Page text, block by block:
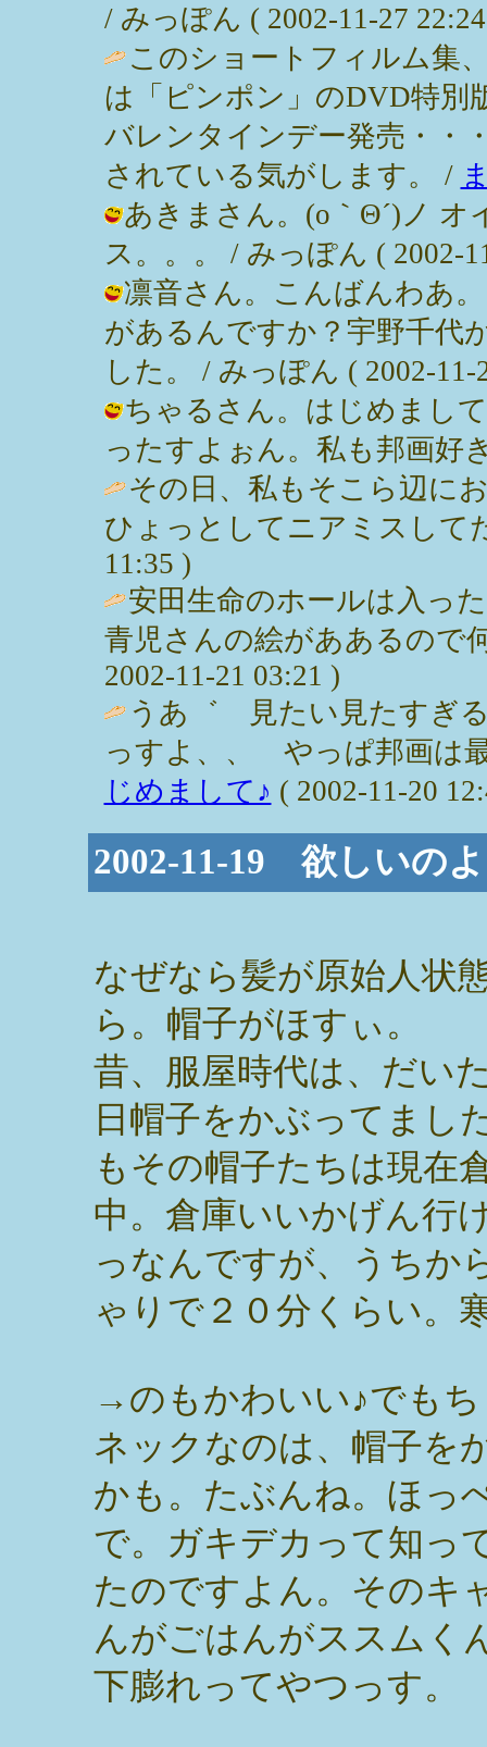
/ みっぽん ( 2002-11-27
このショートフィルム集
は「ピンポン」のDVD特別
バレンタインデー発売・・
されている気がします。 /
あきまさん。(o｀Θ´)ノ
ス。。。 / みっぽん ( 2002-
凛音さん。こんばんわあ
があるんですか？宇野千代
した。 / みっぽん ( 2002-11-
ちゃるさん。はじめまし
ったすよぉん。私も邦画好
その日、私もそこら辺に
ひょっとしてニアミスして
11:35 )
安田生命のホールは入っ
青児さんの絵がああるので
2002-11-21 03:21 )
うあ゛ 見たい見たすぎ
っすよ、、 やっぱ邦画は
じめまして♪ ( 2002-11-20
2002-11-19 欲しいの
なぜなら髪が原始人状
ら。帽子がほすぃ。
昔、服屋時代は、だい
日帽子をかぶってまし
もその帽子たちは現在
中。倉庫いいかげん行
っなんですが、うちか
ゃりで２０分くらい。
→のもかわいい♪でも
ネックなのは、帽子を
かも。たぶんね。ほっ
で。ガキデカって知っ
たのですよん。そのキ
んがごはんがススムく
下膨れってやつっす。